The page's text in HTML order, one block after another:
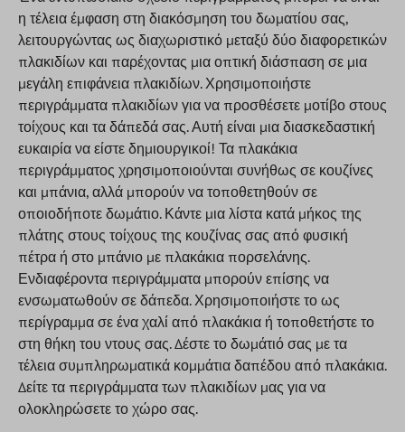
η τέλεια έμφαση στη διακόσμηση του δωματίου σας,
λειτουργώντας ως διαχωριστικό μεταξύ δύο διαφορετικών
πλακιδίων και παρέχοντας μια οπτική διάσπαση σε μια
μεγάλη επιφάνεια πλακιδίων. Χρησιμοποιήστε
περιγράμματα πλακιδίων για να προσθέσετε μοτίβο στους
τοίχους και τα δάπεδά σας. Αυτή είναι μια διασκεδαστική
ευκαιρία να είστε δημιουργικοί! Τα πλακάκια
περιγράμματος χρησιμοποιούνται συνήθως σε κουζίνες
και μπάνια, αλλά μπορούν να τοποθετηθούν σε
οποιοδήποτε δωμάτιο. Κάντε μια λίστα κατά μήκος της
πλάτης στους τοίχους της κουζίνας σας από φυσική
πέτρα ή στο μπάνιο με πλακάκια πορσελάνης.
Ενδιαφέροντα περιγράμματα μπορούν επίσης να
ενσωματωθούν σε δάπεδα. Χρησιμοποιήστε το ως
περίγραμμα σε ένα χαλί από πλακάκια ή τοποθετήστε το
στη θήκη του ντους σας. Δέστε το δωμάτιό σας με τα
τέλεια συμπληρωματικά κομμάτια δαπέδου από πλακάκια.
Δείτε τα περιγράμματα των πλακιδίων μας για να
ολοκληρώσετε το χώρο σας.